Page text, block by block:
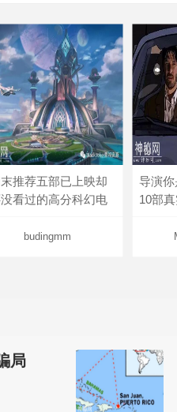
推荐五部已上映却
看过的高分科幻电
budingmm
导演
10部
局